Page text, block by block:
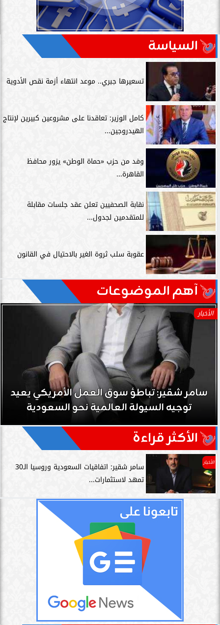
السياسة
تسعيرها جبري.. موعد انتهاء أزمة نقص الأدوية
كامل الوزير: تعاقدنا على مشروعين كبيرين لإنتاج
الهيدروجين...
وفد من حزب «حماة الوطن» يزور محافظ
القاهرة...
نقابة الصحفيين تعلن عقد جلسات مقابلة
للمتقدمين لجدول...
عقوبة سلب ثروة الغير بالاحتيال في القانون
آهم الموضوعات
الأخبار
سامر شقير: تباطؤ سوق العمل الأمريكي يعيد
توجيه السيولة العالمية نحو السعودية
الأكثر قراءة
الأخبار
سامر شقير: اتفاقيات السعودية وروسيا الـ30
تمهد لاستثمارات...